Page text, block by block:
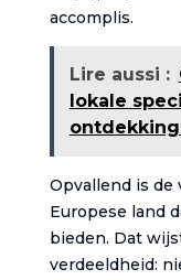
accomplis.
Lire aussi :
lokale
Opvallend is de
Europese land
bieden. Dat
verdeeldheid: